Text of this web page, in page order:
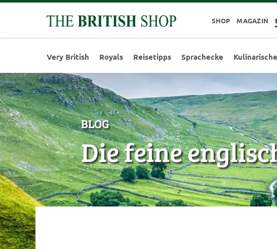
SHOP MAGAZIN
Very British Royals Reisetipps Sprachecke
BLOG
Die feine